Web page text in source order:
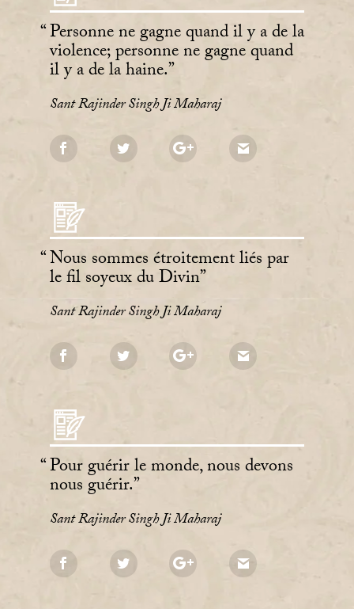
Personne ne gagne quand il y a de la
violence; personne ne gagne quand
il y a de la haine.
Sant Rajinder Singh Ji Maharaj
Nous sommes étroitement liés par
le fil soyeux du Divin
Sant Rajinder Singh Ji Maharaj
Pour guérir le monde, nous devons
nous guérir.
Sant Rajinder Singh Ji Maharaj